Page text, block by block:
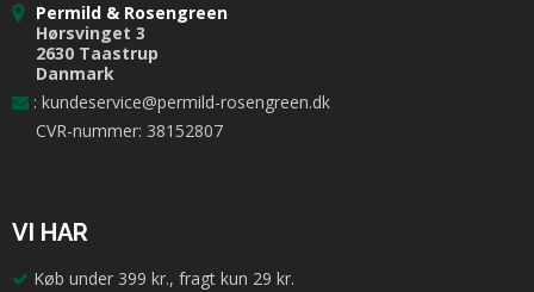
Permild & Rosengreen
Hørsvinget 3
2630 Taastrup
Danmark
: kundeservice@permild-rosengreen.dk
CVR-nummer: 38152807
VI HAR
Køb under 399 kr., fragt kun 29 kr.